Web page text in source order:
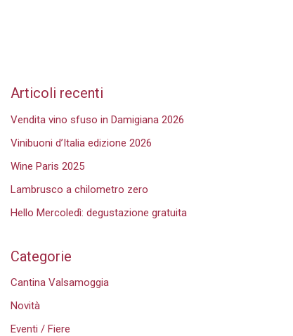
Articoli recenti
Vendita vino sfuso in Damigiana 2026
Vinibuoni d’Italia edizione 2026
Wine Paris 2025
Lambrusco a chilometro zero
Hello Mercoledì: degustazione gratuita
Categorie
Cantina Valsamoggia
Novità
Eventi / Fiere